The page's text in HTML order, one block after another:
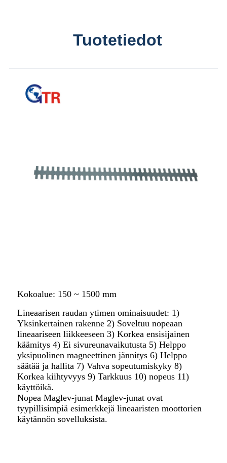
Tuotetiedot
Kokoalue: 150 ~ 1500 mm
Lineaarisen raudan ytimen ominaisuudet: 1)
Yksinkertainen rakenne 2) Soveltuu nopeaan
lineaariseen liikkeeseen 3) Korkea ensisijainen
käämitys 4) Ei sivureunavaikutusta 5) Helppo
yksipuolinen magneettinen jännitys 6) Helppo
säätää ja hallita 7) Vahva sopeutumiskyky 8)
Korkea kiihtyvyys 9) Tarkkuus 10) nopeus 11)
käyttöikä.
Nopea Maglev-junat Maglev-junat ovat
tyypillisimpiä esimerkkejä lineaaristen moottorien
käytännön sovelluksista.